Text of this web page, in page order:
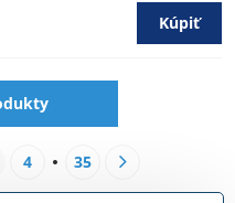
Kúpiť
4 35